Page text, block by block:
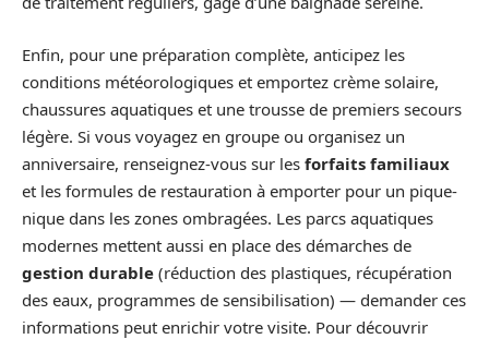
Enfin, pour une préparation complète, anticipez les
conditions météorologiques et emportez crème solaire,
chaussures aquatiques et une trousse de premiers secours
légère. Si vous voyagez en groupe ou organisez un
anniversaire, renseignez-vous sur les forfaits familiaux
et les formules de restauration à emporter pour un pique-
nique dans les zones ombragées. Les parcs aquatiques
modernes mettent aussi en place des démarches de
gestion durable (réduction des plastiques, récupération
des eaux, programmes de sensibilisation) — demander ces
informations peut enrichir votre visite. Pour découvrir